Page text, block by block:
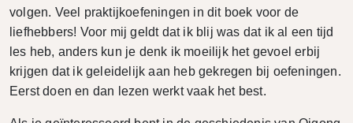
volgen. Veel praktijkoefeningen in dit boek voor de
liefhebbers! Voor mij geldt dat ik blij was dat ik al een tijd
les heb, anders kun je denk ik moeilijk het gevoel erbij
krijgen dat ik geleidelijk aan heb gekregen bij oefeningen.
Eerst doen en dan lezen werkt vaak het best.